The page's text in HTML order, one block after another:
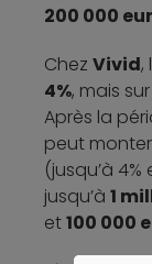
200 000
Chez Vivid,
4%, mais sur
Après la
peut monter
(jusqu’à
jusqu’à 1
et100 000